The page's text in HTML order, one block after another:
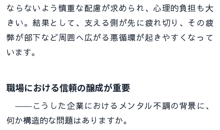
ならないよう慎重な配慮が求められ、心理的負担も大
きい。結果として、支える側が先に疲れ切り、その疲
弊が部下など周囲へ広がる悪循環が起きやすくなって
います。
職場における信頼の醸成が重要
――こうした企業におけるメンタル不調の背景に、
何か構造的な問題はありますか。